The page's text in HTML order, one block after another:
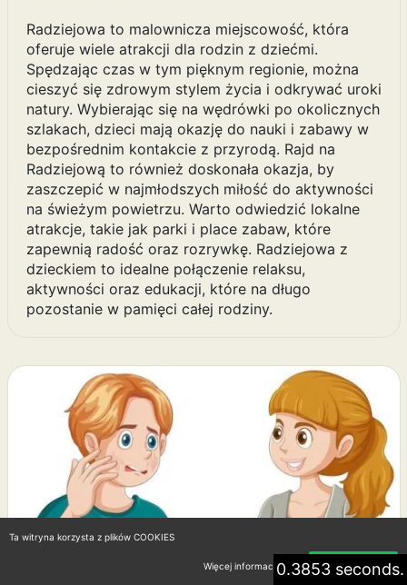
Radziejowa to malownicza miejscowość, która
oferuje wiele atrakcji dla rodzin z dziećmi.
Spędzając czas w tym pięknym regionie, można
cieszyć się zdrowym stylem życia i odkrywać uroki
natury. Wybierając się na wędrówki po okolicznych
szlakach, dzieci mają okazję do nauki i zabawy w
bezpośrednim kontakcie z przyrodą. Rajd na
Radziejową to również doskonała okazja, by
zaszczepić w najmłodszych miłość do aktywności
na świeżym powietrzu. Warto odwiedzić lokalne
atrakcje, takie jak parki i place zabaw, które
zapewnią radość oraz rozrywkę. Radziejowa z
dzieckiem to idealne połączenie relaksu,
aktywności oraz edukacji, które na długo
pozostanie w pamięci całej rodziny.
0.3853 seconds.
Ta witryna korzysta z plików COOKIES
Więcej informacji Akceptuję